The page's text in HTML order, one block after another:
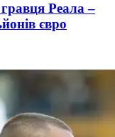
Реала –
євро